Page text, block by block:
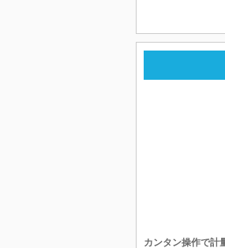
カンタン操作で計